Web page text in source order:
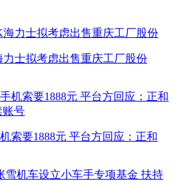
士拟考虑出售重庆工厂股份
索要1888元 平台方回应：正和